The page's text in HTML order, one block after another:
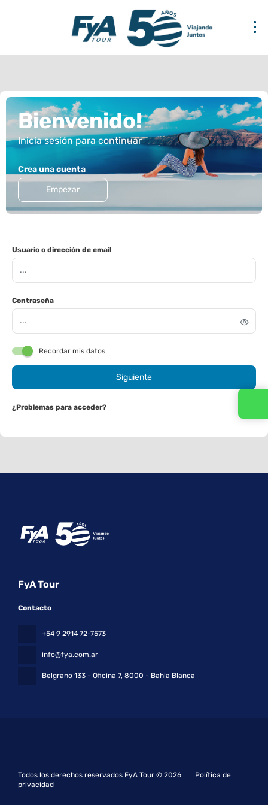
Bienvenido!
Inicia sesión para continuar
Crea una cuenta
Empezar
Usuario o dirección de email
Contraseña
Recordar mis datos
Siguiente
¿Problemas para acceder?
FyA Tour
Contacto
+54 9 2914 72-7573
info@fya.com.ar
Belgrano 133 - Oficina 7, 8000 - Bahia Blanca
Todos los derechos reservados FyA Tour © 2026
Política de
privacidad